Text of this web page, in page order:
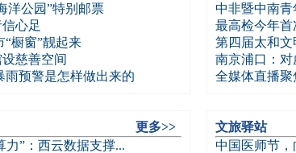
洋公园”特别邮票
心足
“橱窗”靓起来
慈善空间
雨预警是怎样做出来的
中非暨中南
最高检今年
第四届太和文
南京浦口：对
全媒体直播
更多>>
力”：西云数据支撑...
文旅驿站
中国医师节